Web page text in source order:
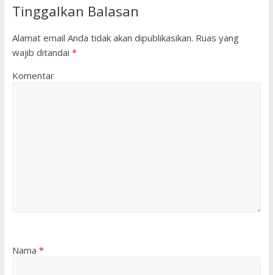
Tinggalkan Balasan
Alamat email Anda tidak akan dipublikasikan. Ruas yang
wajib ditandai *
Komentar
Nama *